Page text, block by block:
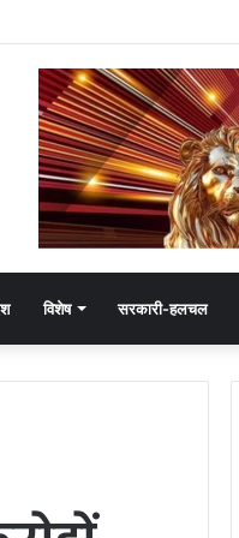
विशेष सरकारी-हलचल